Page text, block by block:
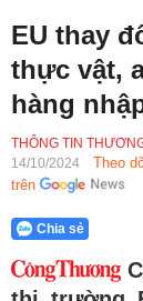
Hiệp định
Hiệp định
EU thay
thực vật,
hàng
THÔNG TIN
14/10/2024
Theo
trên
Chia sẻ